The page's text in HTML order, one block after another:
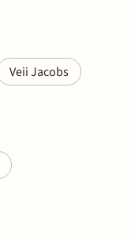
Veii Jacobs